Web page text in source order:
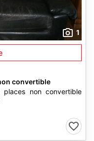
1
convertible
non convertible